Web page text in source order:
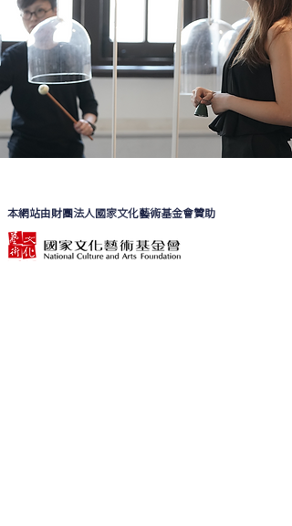
​本網站由財團法人國家文化藝術基金會贊助